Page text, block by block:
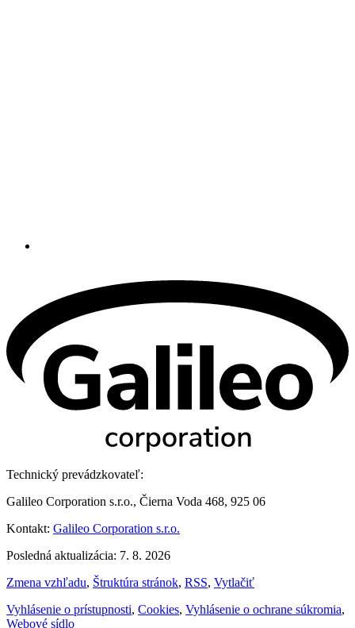
Technický prevádzkovateľ:
Galileo Corporation s.r.o., Čierna Voda 468, 925 06
Kontakt: Galileo Corporation s.r.o.
Posledná aktualizácia: 7. 8. 2026
Zmena vzhľadu, Štruktúra stránok, RSS, Vytlačiť
Vyhlásenie o prístupnosti, Cookies, Vyhlásenie o ochrane súkromia,
Webové sídlo